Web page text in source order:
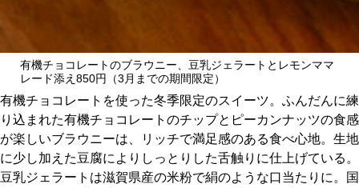
有機チョコレートのブラウニー、豆乳ジェラートとレモンママ
レード添え850円（3月までの期間限定）
有機チョコレートを使った冬季限定のスイーツ。ふんだんに練
り込まれた有機チョコレートのチップとピーカンナッツの食感
が楽しいブラウニーは、リッチで満足感のある食べ心地。生地
に少し加えた豆腐によりしっとりした舌触りに仕上げている。
豆乳ジェラートは滋賀県産の米粉で絹のような口当たりに。国